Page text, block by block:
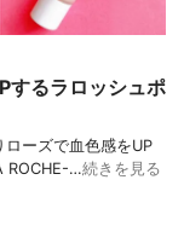
するラロッシュポ
ーズで血色感をUP
ROCHE-…続きを見る